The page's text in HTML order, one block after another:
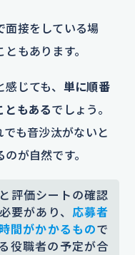
面接をしている場
もあります。
じても、 単に順番
ともあるでしょう。
でも音沙汰がないと
が自然です。
評価シートの確認
要があり、 応募者
間がかかるもので
役職者の予定が合